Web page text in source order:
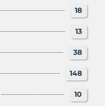
18
13
38
148
10